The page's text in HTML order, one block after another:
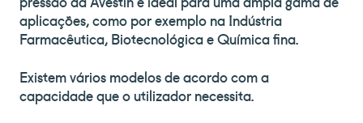
aplicações, como por exemplo na Indústria
Farmacêutica, Biotecnológica e Química fina.
Existem vários modelos de acordo com a
capacidade que o utilizador necessita.